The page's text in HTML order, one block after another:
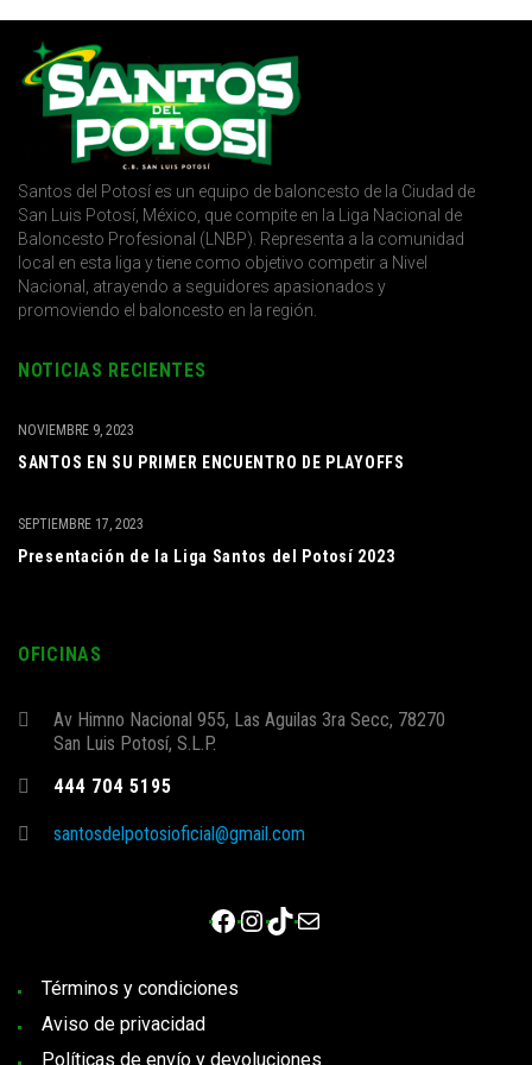
Santos del Potosí es un equipo de baloncesto de la Ciudad de
San Luis Potosí, México, que compite en la Liga Nacional de
Baloncesto Profesional (LNBP). Representa a la comunidad
local en esta liga y tiene como objetivo competir a Nivel
Nacional, atrayendo a seguidores apasionados y
promoviendo el baloncesto en la región.
NOTICIAS RECIENTES
SANTOS EN SU PRIMER ENCUENTRO DE PLAYOFFS
NOVIEMBRE 9, 2023
Presentación de la Liga Santos del Potosí 2023
SEPTIEMBRE 17, 2023
OFICINAS
Av Himno Nacional 955, Las Aguilas 3ra Secc, 78270
San Luis Potosí, S.L.P.
444 704 5195
santosdelpotosioficial@gmail.com
Facebook
Instagram
TikTok
Correo electrónico
Términos y condiciones
Aviso de privacidad
Políticas de envío y devoluciones